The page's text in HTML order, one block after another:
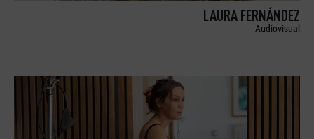
LAURA FERNÁNDEZ
Audiovisual